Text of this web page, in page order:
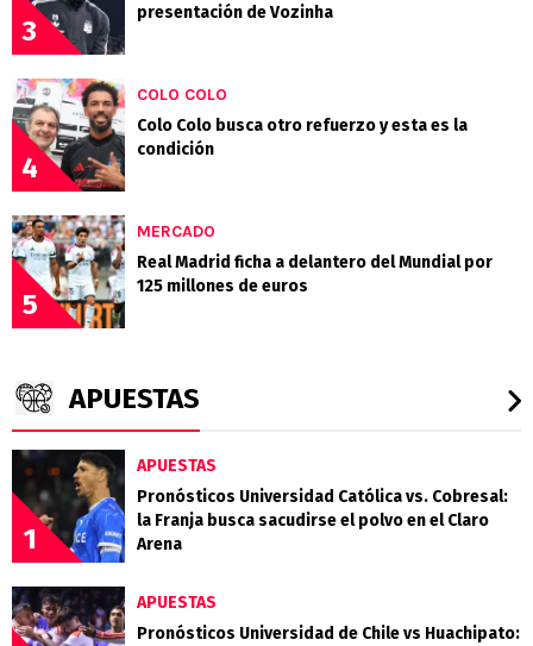
3
presentación de Vozinha
4
COLO COLO
Colo Colo busca otro refuerzo y esta es la
condición
5
MERCADO
Real Madrid ficha a delantero del Mundial por
125 millones de euros
APUESTAS
1
APUESTAS
Pronósticos Universidad Católica vs. Cobresal:
la Franja busca sacudirse el polvo en el Claro
Arena
APUESTAS
Pronósticos Universidad de Chile vs Huachipato: